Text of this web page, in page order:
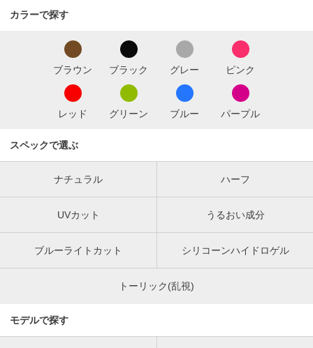
カラーで探す
ブラウン ブラック グレー ピンク
レッド グリーン ブルー パープル
スペックで選ぶ
ナチュラル ハーフ
UVカット うるおい成分
ブルーライトカット シリコーンハイドロゲル
トーリック(乱視)
モデルで探す